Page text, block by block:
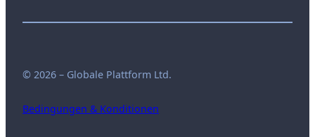
© 2026 – Globale Plattform Ltd.
Bedingungen & Konditionen